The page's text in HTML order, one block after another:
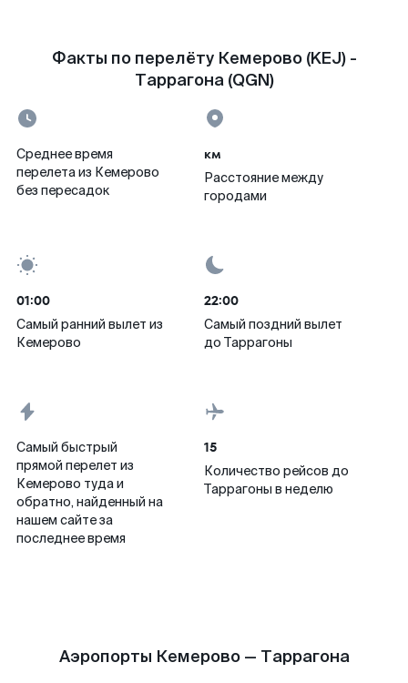
Факты по перелёту Кемерово (KEJ) -
Таррагона (QGN)
Среднее время
перелета из Кемерово
без пересадок
км
Расстояние между
городами
01:00
Самый ранний вылет из
Кемерово
22:00
Самый поздний вылет
до Таррагоны
Самый быстрый
прямой перелет из
Кемерово туда и
обратно, найденный на
нашем сайте за
последнее время
15
Количество рейсов до
Таррагоны в неделю
Аэропорты Кемерово — Таррагона